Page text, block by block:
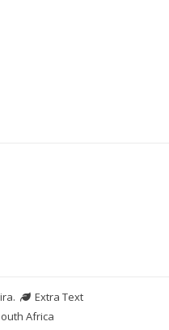
.
Extra Text
Africa